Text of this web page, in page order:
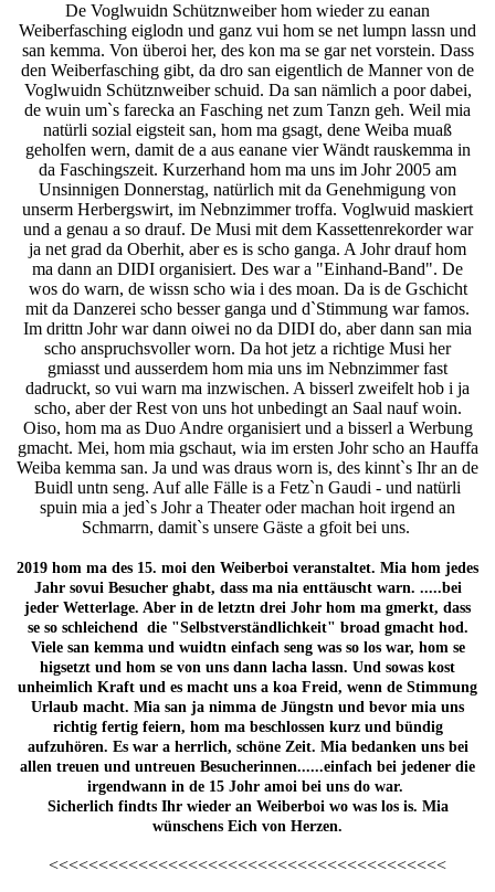
De Voglwuidn Schütznweiber hom wieder zu eanan
Weiberfasching eiglodn und ganz vui hom se net lumpn lassn und
san kemma. Von überoi her, des kon ma se gar net vorstein. Dass
den Weiberfasching gibt, da dro san eigentlich de Manner von de
Voglwuidn Schütznweiber schuid. Da san nämlich a poor dabei,
de wuin um`s farecka an Fasching net zum Tanzn geh. Weil mia
natürli sozial eigsteit san, hom ma gsagt, dene Weiba muaß
geholfen wern, damit de a aus eanane vier Wändt rauskemma in
da Faschingszeit. Kurzerhand hom ma uns im Johr 2005 am
Unsinnigen Donnerstag, natürlich mit da Genehmigung von
unserm Herbergswirt, im Nebnzimmer troffa. Voglwuid maskiert
und a genau a so drauf. De Musi mit dem Kassettenrekorder war
ja net grad da Oberhit, aber es is scho ganga. A Johr drauf hom
ma dann an DIDI organisiert. Des war a "Einhand-Band". De
wos do warn, de wissn scho wia i des moan. Da is de Gschicht
mit da Danzerei scho besser ganga und d`Stimmung war famos.
Im drittn Johr war dann oiwei no da DIDI do, aber dann san mia
scho anspruchsvoller worn. Da hot jetz a richtige Musi her
gmiasst und ausserdem hom mia uns im Nebnzimmer fast
dadruckt, so vui warn ma inzwischen. A bisserl zweifelt hob i ja
scho, aber der Rest von uns hot unbedingt an Saal nauf woin.
Oiso, hom ma as Duo Andre organisiert und a bisserl a Werbung
gmacht. Mei, hom mia gschaut, wia im ersten Johr scho an Hauffa
Weiba kemma san. Ja und was draus worn is, des kinnt`s Ihr an de
Buidl untn seng. Auf alle Fälle is a Fetz`n Gaudi - und natürli
spuin mia a jed`s Johr a Theater oder machan hoit irgend an
Schmarrn, damit`s unsere Gäste a gfoit bei uns.
2019 hom ma des 15. moi den Weiberboi veranstaltet. Mia hom jedes
Jahr sovui Besucher ghabt, dass ma nia enttäuscht warn. .....bei
jeder Wetterlage. Aber in de letztn drei Johr hom ma gmerkt, dass
se so schleichend die "Selbstverständlichkeit" broad gmacht hod.
Viele san kemma und wuidtn einfach seng was so los war, hom se
higsetzt und hom se von uns dann lacha lassn. Und sowas kost
unheimlich Kraft und es macht uns a koa Freid, wenn de Stimmung
Urlaub macht. Mia san ja nimma de Jüngstn und bevor mia uns
richtig fertig feiern, hom ma beschlossen kurz und bündig
aufzuhören. Es war a herrlich, schöne Zeit. Mia bedanken uns bei
allen treuen und untreuen Besucherinnen......einfach bei jedener die
irgendwann in de 15 Johr amoi bei uns do war.
Sicherlich findts Ihr wieder an Weiberboi wo was los is. Mia
wünschens Eich von Herzen.
<<<<<<<<<<<<<<<<<<<<<<<<<<<<<<<<<<<<<<<<